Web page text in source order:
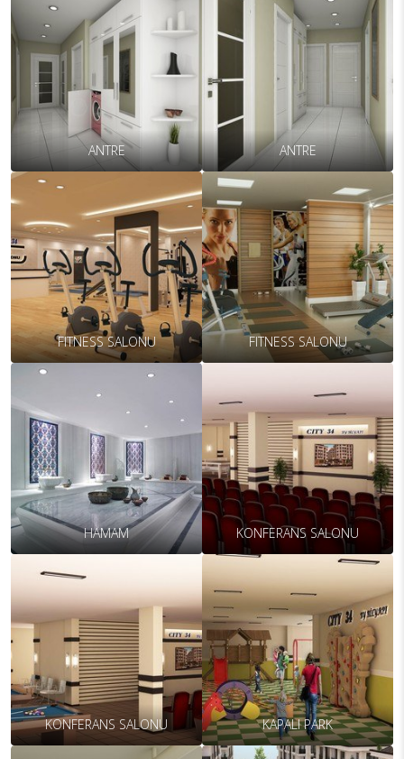
ANTRE ANTRE
FITNESS SALONU FITNESS SALONU
HAMAM KONFERANS SALONU
KONFERANS SALONU KAPALI PARK